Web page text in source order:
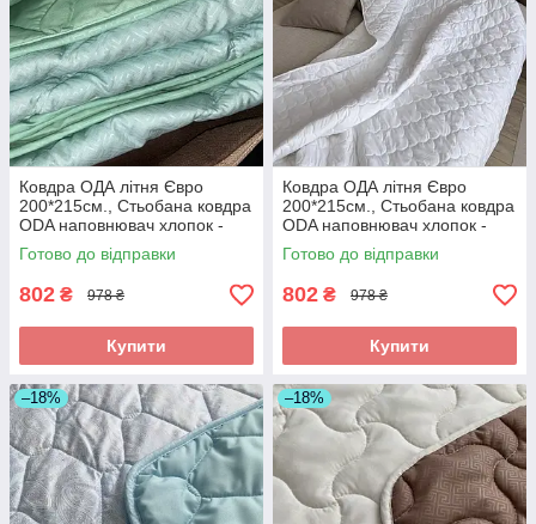
Ковдра ОДА літня Євро
200*215см., Стьобана ковдра
ODA наповнювач хлопок -
Хлопкопон
Готово до відправки
802 ₴ 978 ₴
Купити
Ковдра ОДА літня Євро
200*215см., Стьобана ковдра
ODA наповнювач хлопок -
Хлопкопон
Готово до відправки
802 ₴ 978 ₴
Купити
–18% –18%